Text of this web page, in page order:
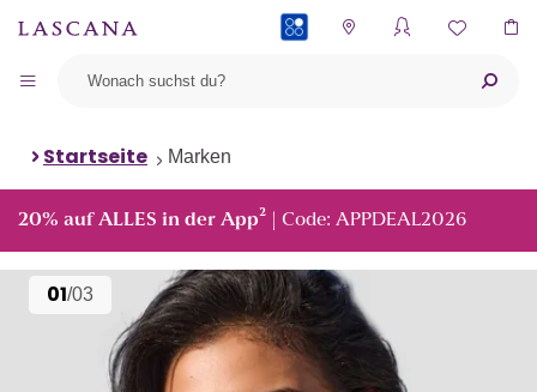
Startseite Marken
20% auf ALLES in der App² | Code: APPDEAL2026
01/03